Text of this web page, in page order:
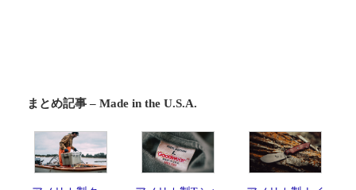
まとめ記事 – Made in the U.S.A.